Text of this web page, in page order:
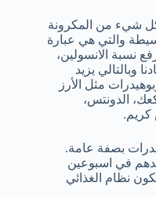
شيء من المكرونة
والتي هي عبارة
نسبة الانسولين،
وبالتالي يزيد
مثل الأرز
الدونتس،
كريم.
بصفة عامة.
أن تفقدهم في اسبوعين
نظام الغذائي